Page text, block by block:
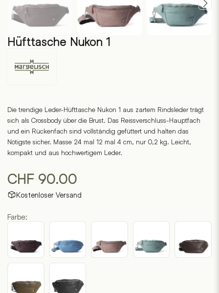
Hüfttasche Nukon 1
Margelisch
Die trendige Leder-Hüfttasche Nukon 1 aus zartem Rindsleder trägt
sich als Crossbody über die Brust. Das Reissverschluss-Hauptfach
und ein Rückenfach sind vollständig gefüttert und halten das
Nötigste sicher. Masse 24 mal 12 mal 4 cm, nur 0,2 kg. Leicht,
kompakt und aus hochwertigem Leder.
CHF 90.00
Kostenloser Versand
Farbe: